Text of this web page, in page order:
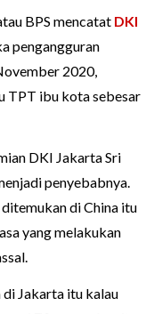
BPS mencatat DKI
pengangguran
2020,
TPT ibu kota sebesar
DKI Jakarta Sri
penyebabnya.
di China itu
yang melakukan
di Jakarta itu kalau